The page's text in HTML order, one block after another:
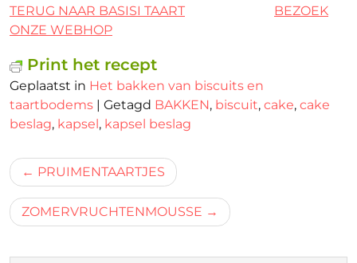
TERUG NAAR BASISI TAART
BEZOEK
ONZE WEBHOP
Print het recept
Geplaatst in Het bakken van biscuits en
taartbodems | Getagd BAKKEN, biscuit, cake, cake
beslag, kapsel, kapsel beslag
Bericht
navigatie
PRUIMENTAARTJES
ZOMERVRUCHTENMOUSSE